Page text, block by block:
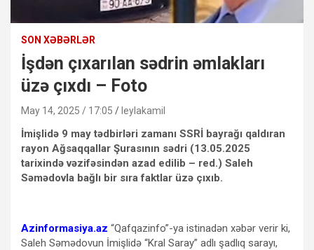
SON XƏBƏRLƏR
İşdən çıxarılan sədrin əmlakları
üzə çıxdı – Foto
May 14, 2025 / 17:05 leylakamil
İmişlidə 9 may tədbirləri zamanı SSRİ bayrağı qaldıran
rayon Ağsaqqallar Şurasının sədri (13.05.2025
tarixində vəzifəsindən azad edilib – red.) Saleh
Səmədovla bağlı bir sıra faktlar üzə çıxıb.
Azinformasiya.az “Qafqazinfo”-ya istinadən xəbər verir ki,
Saleh Səmədovun İmişlidə “Kral Saray” adlı şadlıq sarayı,